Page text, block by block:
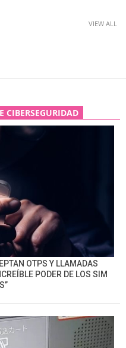
VIEW ALL
CIBERSEGURIDAD
OTPS Y LLAMADAS
PODER DE LOS SIM